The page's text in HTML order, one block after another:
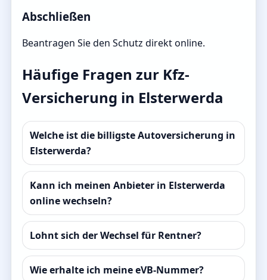
Abschließen
Beantragen Sie den Schutz direkt online.
Häufige Fragen zur Kfz-
Versicherung in Elsterwerda
Welche ist die billigste Autoversicherung in
Elsterwerda?
Kann ich meinen Anbieter in Elsterwerda
online wechseln?
Lohnt sich der Wechsel für Rentner?
Wie erhalte ich meine eVB-Nummer?